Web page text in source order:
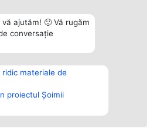
ajutăm! 🙂 Vă rugăm
conversație
materiale de
proiectul Șoimii
Plebiscyt
Lista Tuturor
Laureaților
Statut
Contact